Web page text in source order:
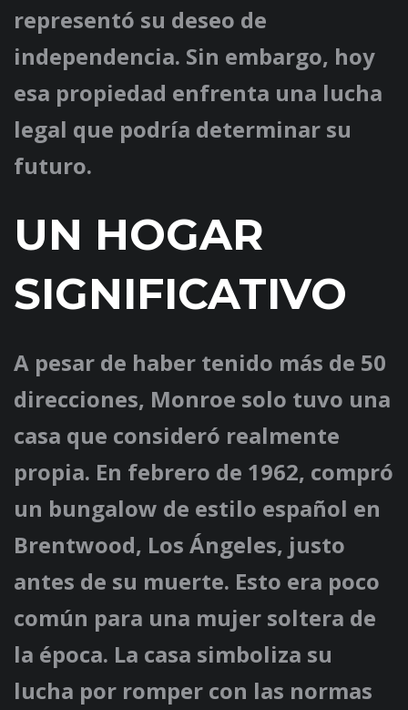
representó su deseo de
independencia. Sin embargo, hoy
esa propiedad enfrenta una lucha
legal que podría determinar su
futuro.
UN HOGAR
SIGNIFICATIVO
A pesar de haber tenido más de 50
direcciones, Monroe solo tuvo una
casa que consideró realmente
propia. En febrero de 1962, compró
un bungalow de estilo español en
Brentwood, Los Ángeles, justo
antes de su muerte. Esto era poco
común para una mujer soltera de
la época. La casa simboliza su
lucha por romper con las normas